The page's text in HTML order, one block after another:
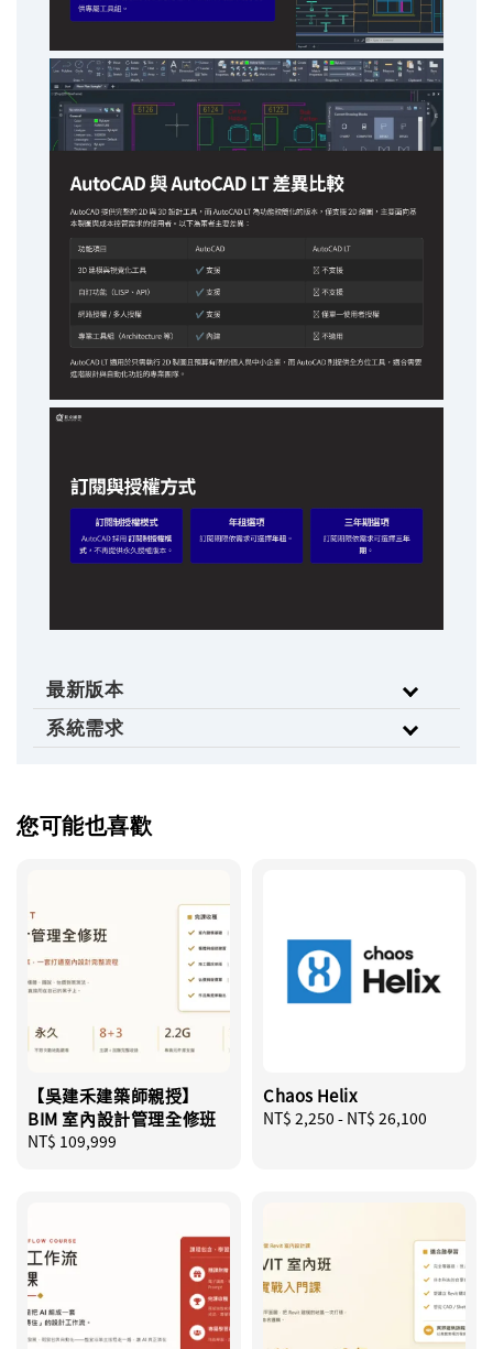
最新版本
系統需求
您可能也喜歡
【吳建禾建築師親授】
BIM 室內設計管理全修班
Regular
NT$ 109,999
Chaos Helix
Regular
NT$ 2,250 - NT$ 26,100